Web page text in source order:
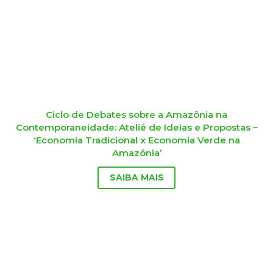
Ciclo de Debates sobre a Amazônia na
Contemporaneidade: Ateliê de Ideias e Propostas –
‘Economia Tradicional x Economia Verde na
Amazônia’
SAIBA MAIS